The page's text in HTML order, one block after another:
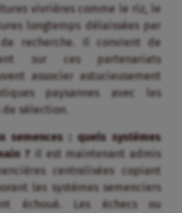
vivrières comme le riz, le
longtemps délaissées par
recherche. Il convient de
sur ces partenariats
associer astucieusement
paysannes avec les
sélection.
semences : quels systèmes
?
Il est maintenant admis
centralisées copiant
les systèmes semenciers
échoué. Les échecs ou